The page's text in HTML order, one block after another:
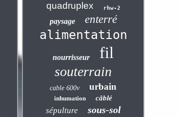
quadruplex rhw-2
paysage enterré
alimentation
nourrisseur fil
souterrain
cable 600v urbain
inhumation câblé
sépulture sous-sol